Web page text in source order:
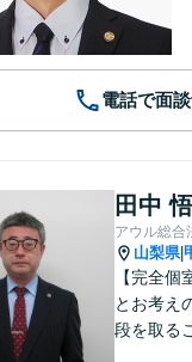
電話で面
田中
アウル総合
山梨県|
【完全
とお考え
段を取る